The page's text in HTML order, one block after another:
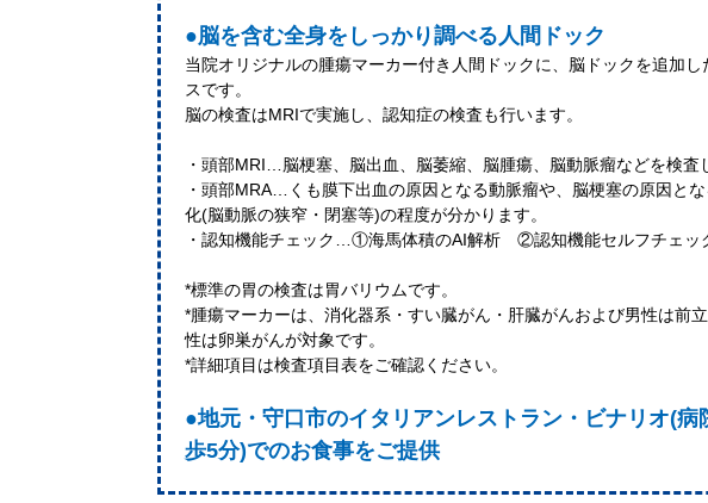
●脳を含む全身をしっかり調べる人間ドック
当院オリジナルの腫瘍マーカー付き人間ドックに、脳ドックを追加し
スです。
脳の検査はMRIで実施し、認知症の検査も行います。
・頭部MRI…脳梗塞、脳出血、脳萎縮、脳腫瘍、脳動脈瘤などを検査
・頭部MRA…くも膜下出血の原因となる動脈瘤や、脳梗塞の原因と
化(脳動脈の狭窄・閉塞等)の程度が分かります。
・認知機能チェック…①海馬体積のAI解析 ②認知機能セルフチェッ
*標準の胃の検査は胃バリウムです。
*腫瘍マーカーは、消化器系・すい臓がん・肝臓がんおよび男性は前
性は卵巣がんが対象です。
*詳細項目は検査項目表をご確認ください。
●地元・守口市のイタリアンレストラン・ビナリオ(病
歩5分)でのお食事をご提供